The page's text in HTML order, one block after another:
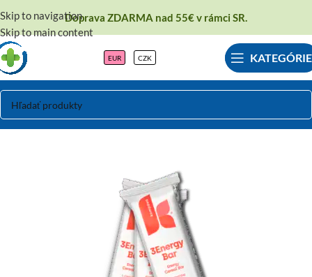
Skip to navigation
Skip to main content
Doprava ZDARMA nad 55€ v rámci SR.
EUR CZK KATEGÓRIE